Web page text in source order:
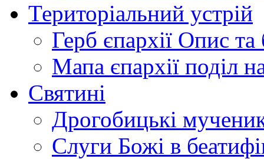
Територіальний устрій
Герб єпархії Опис та
Мапа єпархії поділ
Святині
Дрогобицькі
Слуги Божі в